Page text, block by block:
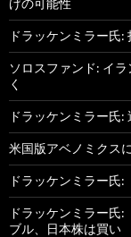
げの可能性
ドラッケンミラー氏
ソロスファンド: イ
く
ドラッケンミラー氏
米国版アベノミクス
ドラッケンミラー氏
ドラッケンミラー氏
ブル、日本株は買い